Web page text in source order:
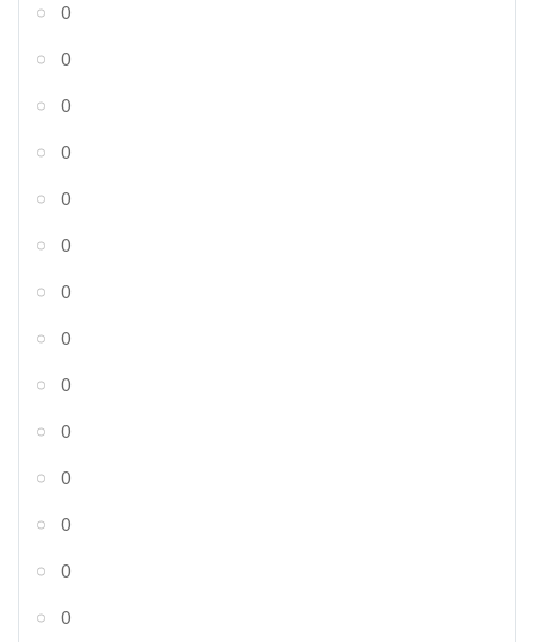
0
0
0
0
0
0
0
0
0
0
0
0
0
0